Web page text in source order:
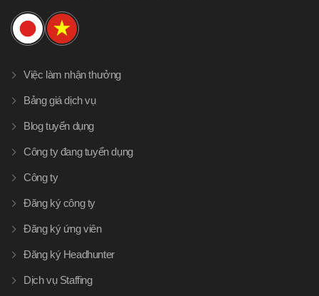
Việc làm nhận thưởng
Bảng giá dịch vụ
Blog tuyển dụng
Công ty đang tuyển dụng
Công ty
Đăng ký công ty
Đăng ký ứng viên
Đăng ký Headhunter
Dịch vụ Staffing